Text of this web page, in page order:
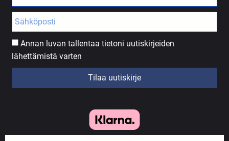
Annan luvan tallentaa tietoni uutiskirjeiden
lähettämistä varten
Tilaa uutiskirje